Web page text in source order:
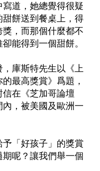
寫道，她總覺得很疑
餅送到餐桌上，得
，而那個什麼都不
能得到一個甜餅。
庫斯特先生以《上
最高獎賞》爲題，
在《芝加哥論壇
，被美國及歐洲一
「好孩子」的獎賞
呢？讓我們舉一個